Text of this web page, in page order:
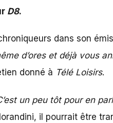
D8.
dans son
d’ores et déjà vous
donné à Télé Loisirs.
un peu tôt pour en
il pourrait être